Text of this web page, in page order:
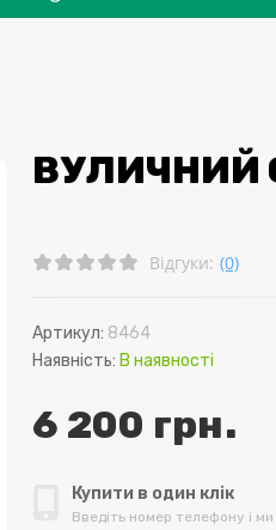
ВУЛИЧНИЙ
Відгуки: (0)
Артикул: 8464
Наявність: В наявності
6 200 грн.
Купити в один клік
Введіть номер телефону і